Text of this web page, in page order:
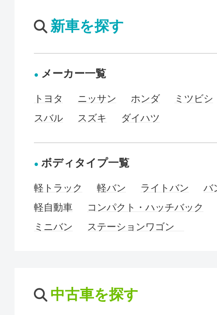
新車を探す
メーカー一覧
トヨタ ニッサン ホンダ
ミツビシ
スバル
スズキ ダイハツ
ボディタイプ一覧
軽トラック 軽バン ライトバン
バ
軽自動車
コンパクト・ハッチバック
ミニバン
ステーションワゴン
中古車を探す